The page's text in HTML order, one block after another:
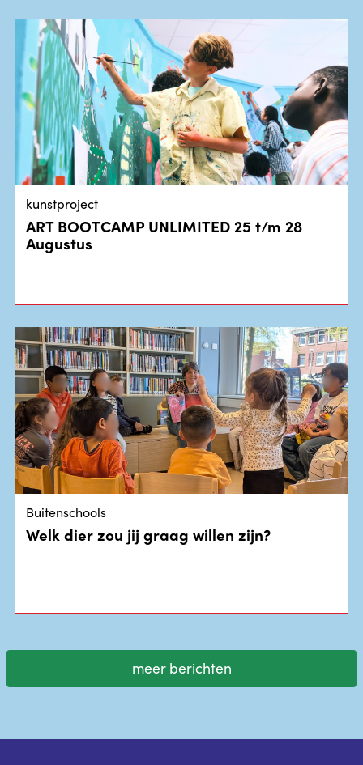
kunstproject
ART BOOTCAMP UNLIMITED 25 t/m 28
Augustus
Buitenschools
Welk dier zou jij graag willen zijn?
meer berichten